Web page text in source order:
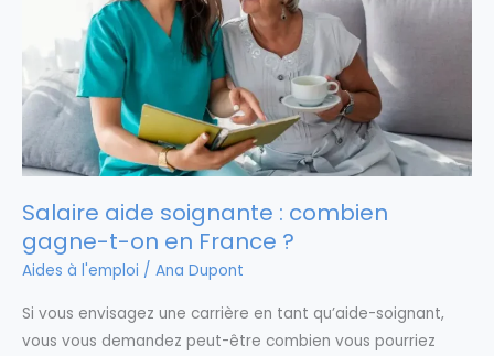
Salaire aide soignante : combien
gagne-t-on en France ?
Aides à l'emploi / Ana Dupont
Si vous envisagez une carrière en tant qu’aide-soignant,
vous vous demandez peut-être combien vous pourriez